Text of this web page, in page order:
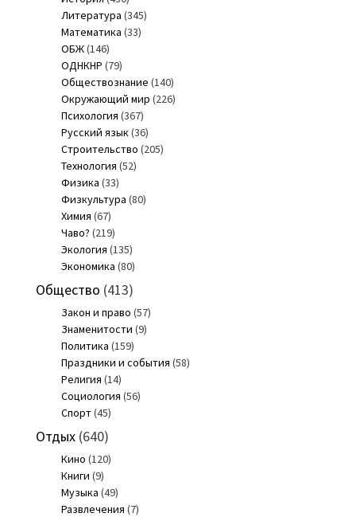
Литература (345)
Математика (33)
ОБЖ(146)
ОДНКНР (79)
Обществознание (140)
Окружающий мир (226)
Психология (367)
Русский язык(36)
Строительство (205)
Технология (52)
Физика (33)
Физкультура (80)
Химия (67)
Чаво? (219)
Экология (135)
Экономика (80)
Общество (413)
Закон и право (57)
Знаменитости (9)
Политика (159)
Праздники и события (58)
Религия (14)
Социология (56)
Спорт(45)
Отдых(640)
Кино (120)
Книги (9)
Музыка (49)
Развлечения (7)